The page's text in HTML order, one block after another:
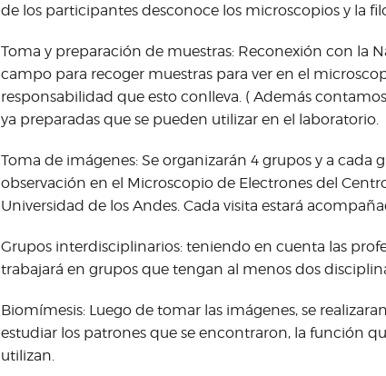
de los participantes desconoce los microscopios y la
Toma y preparación de muestras: Reconexión con la
campo para recoger muestras para ver en el
responsabilidad que esto conlleva. ( Además
ya preparadas que se pueden utilizar en el laboratorio.
Toma de imágenes: Se organizarán 4 grupos y a cada
observación en el Microscopio de Electrones del
Universidad de los Andes. Cada visita estará
Grupos interdisciplinarios: teniendo en cuenta las
trabajará en grupos que tengan al menos dos
Biomímesis: Luego de tomar las imágenes, se
estudiar los patrones que se encontraron, la función
utilizan.